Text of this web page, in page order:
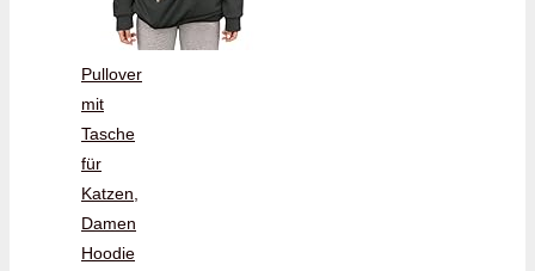
Pullover
mit
Tasche
für
Katzen,
Damen
Hoodie